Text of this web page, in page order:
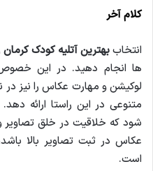
کلام آخر
انتخاببهترین آتلیه کودک کرمان
ها انجام دهید. در این خصوص
لوکیشن و مهارت عکاس را نیز در
متنوعی در این راستا ارائه
شود که خلاقیت در خلق
عکاس در ثبت تصاویر بالا
است.